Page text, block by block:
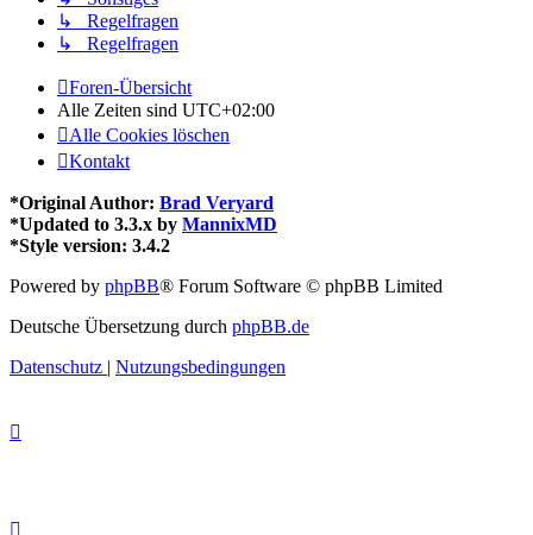
↳ Regelfragen
↳ Regelfragen
Foren-Übersicht
Alle Zeiten sind UTC+02:00
Alle Cookies löschen
Kontakt
*Original Author: Brad Veryard
*Updated to 3.3.x by MannixMD
*Style version: 3.4.2
Powered by phpBB® Forum Software © phpBB Limited
Deutsche Übersetzung durch phpBB.de
Datenschutz
Nutzungsbedingungen